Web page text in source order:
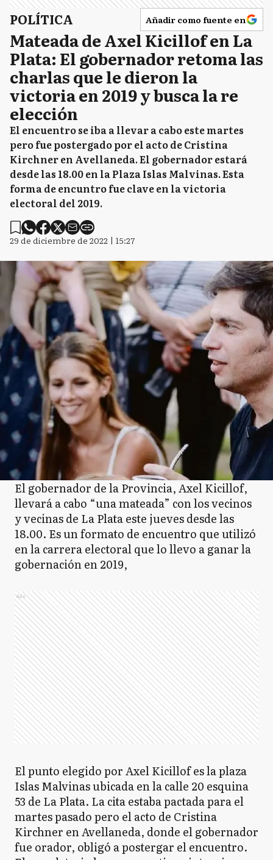
POLÍTICA Añadir como fuente en
Mateada de Axel Kicillof en La
Plata: El gobernador retoma las
charlas que le dieron la
victoria en 2019 y busca la re
elección
El encuentro se iba a llevar a cabo este martes
pero fue postergado por el acto de Cristina
Kirchner en Avellaneda. El gobernador estará
desde las 18.00 en la Plaza Islas Malvinas. Esta
forma de encuntro fue clave en la victoria
electoral del 2019.
29 de diciembre de 2022 | 15:27
El gobernador de la Provincia, Axel Kicillof,
llevará a cabo “una mateada” con los vecinos
y vecinas de La Plata este jueves desde las
18.00. Es un formato de encuentro que utilizó
en la carrera electoral que lo llevo a ganar la
gobernación en 2019,
Ads
El punto elegido por Axel Kicillof es la plaza
Islas Malvinas ubicada en la calle 20 esquina
53 de La Plata. La cita estaba pactada para el
martes pasado pero el acto de Cristina
Kirchner en Avellaneda, donde el gobernador
fue orador, obligó a postergar el encuentro.